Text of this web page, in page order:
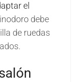
el
debe
de ruedas